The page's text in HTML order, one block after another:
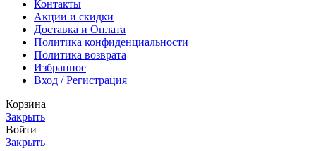
Контакты
Акции и скидки
Доставка и Оплата
Политика конфиденциальности
Политика возврата
Избранное
Вход / Регистрация
Корзина
Закрыть
Войти
Закрыть